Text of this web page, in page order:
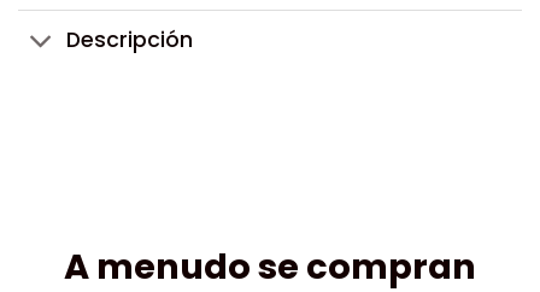
Descripción
A menudo se compran